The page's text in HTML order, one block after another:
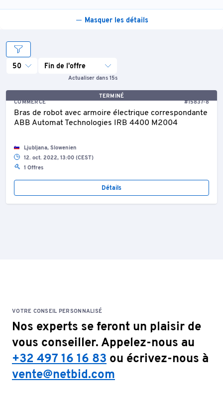
Masquer les détails
Actualiser dans 15s
50 Fin de l'offre
TERMINÉ
COMMERCE
#15837-8
Bras de robot avec armoire électrique correspondante
ABB Automat Technologies IRB 4400 M2004
Ljubljana, Slowenien
12. oct. 2022, 13:00 (CEST)
1 Offres
Détails
VOTRE CONSEIL PERSONNALISÉ
Nos experts se feront un plaisir de
vous conseiller. Appelez-nous au
+32 497 16 16 83 ou écrivez-nous à
vente@netbid.com